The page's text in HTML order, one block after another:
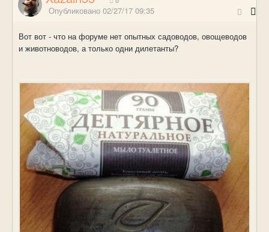
Опубликовано 02/27/17 09:35
Вот вот - что на форуме нет опытных садоводов, овощеводов
и животноводов, а только одни дилетанты?